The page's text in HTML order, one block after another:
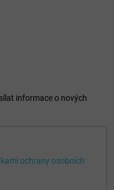
informace o nových
ochrany osobních